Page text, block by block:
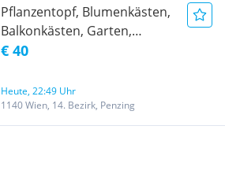
Pflanzentopf, Blumenkästen,
Balkonkästen, Garten,
Pflanzengefäß, weiß
€ 40
Heute, 22:49 Uhr
1140 Wien, 14. Bezirk, Penzing